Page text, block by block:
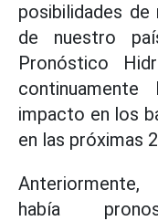
posibilidades
de nuestro
Pronóstico
impacto en los
en las próximas
había